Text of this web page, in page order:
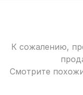
К сожалению,
Смотрите